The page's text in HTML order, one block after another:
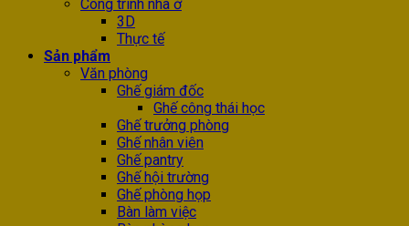
Công trình nhà ở
3D
Thực tế
Sản phẩm
Văn phòng
Ghế giám đốc
Ghế công thái học
Ghế trưởng phòng
Ghế nhân viên
Ghế pantry
Ghế hội trường
Ghế phòng họp
Bàn làm việc